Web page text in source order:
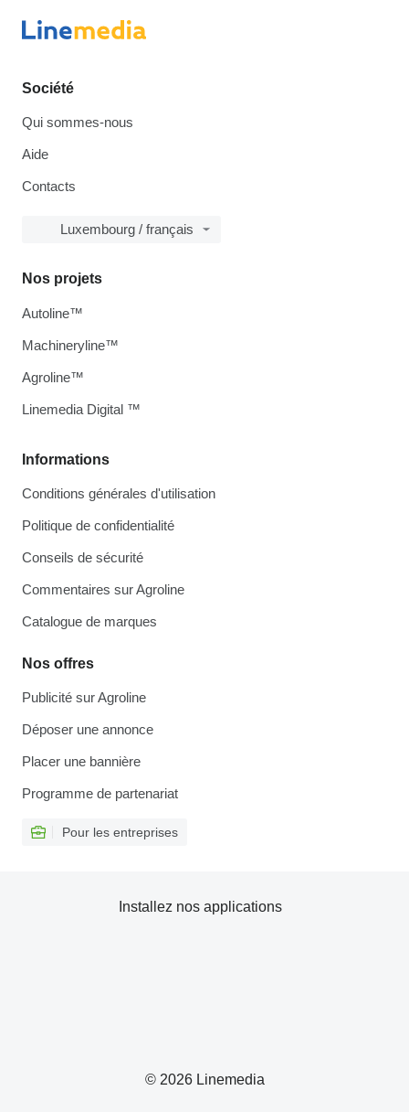
Société
Qui sommes-nous
Aide
Contacts
Luxembourg / français
Informations
Conditions générales d'utilisation
Politique de confidentialité
Conseils de sécurité
Commentaires sur Agroline
Catalogue de marques
Nos offres
Publicité sur Agroline
Déposer une annonce
Placer une bannière
Programme de partenariat
Pour les entreprises
Nos projets
Autoline™
Machineryline™
Agroline™
Linemedia Digital ™
© 2026 Linemedia
Installez nos applications